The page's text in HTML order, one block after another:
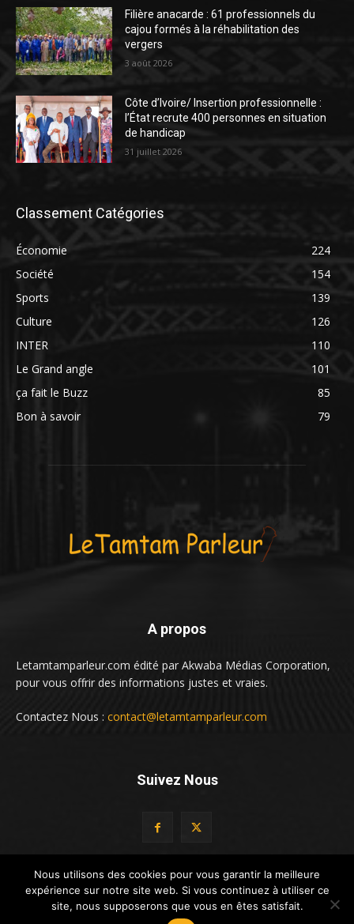
Filière anacarde : 61 professionnels du
cajou formés à la réhabilitation des
vergers
3 août 2026
Côte d’Ivoire/ Insertion professionnelle :
l’État recrute 400 personnes en situation
de handicap
31 juillet 2026
Classement Catégories
Économie
224
Société
154
Sports
139
Culture
126
INTER
110
Le Grand angle
101
ça fait le Buzz
85
Bon à savoir
79
A propos
Letamtamparleur.com édité par Akwaba Médias Corporation,
pour vous offrir des informations justes et vraies.
Contactez Nous : contact@letamtamparleur.com
Suivez Nous
© LeTamTamParleur by Altacado Digital
Nous utilisons des cookies pour vous garantir la meilleure
expérience sur notre site web. Si vous continuez à utiliser ce
site, nous supposerons que vous en êtes satisfait.